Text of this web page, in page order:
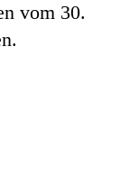
vom 30.